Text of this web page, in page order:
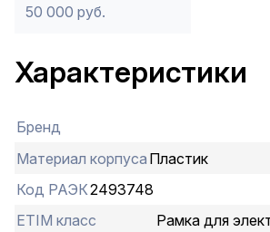
50 000 руб.
Характеристики
Бренд
Материал корпуса Пластик
Код РАЭК2493748
ETIM класс
Рамка для